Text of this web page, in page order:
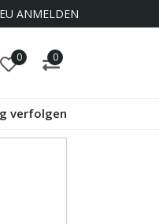
ANMELDEN
0 0
verfolgen